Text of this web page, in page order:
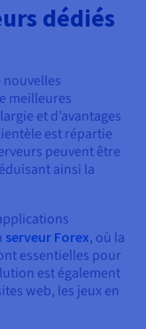
dédiés
meilleures
et d’avantages
est répartie
peuvent être
ainsi la
serveur Forex, où la
essentielles pour
est également
web, les jeux en